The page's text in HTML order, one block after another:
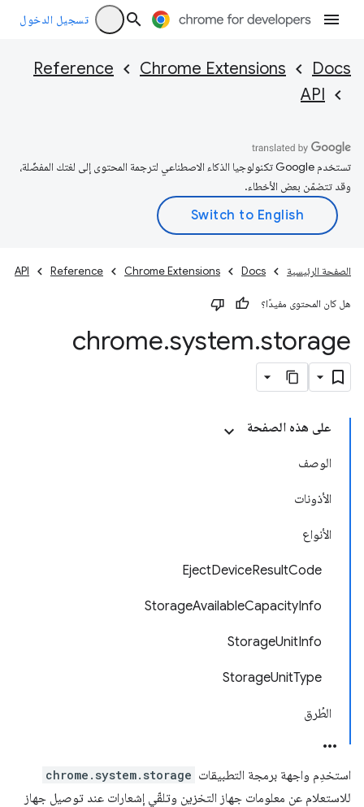
تسجيل الدخول
Docs
Chrome Extensions
Reference
API
تستخدم Google تكنولوجيا الذكاء الاصطناعي لترجمة المحتوى إلى لغتك المفضّلة،
وقد تتضمّن بعض الأخطاء.
الصفحة الرئيسية Docs
Chrome Extensions
Reference
API
هل كان المحتوى مفيدًا؟
chrome.system.storage
على هذه الصفحة
الوصف
الأذونات
الأنواع
EjectDeviceResultCode
StorageAvailableCapacityInfo
StorageUnitInfo
StorageUnitType
الطُرق
استخدِم واجهة برمجة التطبيقات chrome.system.storage
للاستعلام عن معلومات جهاز التخزين وتلقّي إشعارات عند توصيل جهاز